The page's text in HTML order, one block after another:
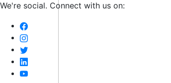
We're social. Connect with us on: